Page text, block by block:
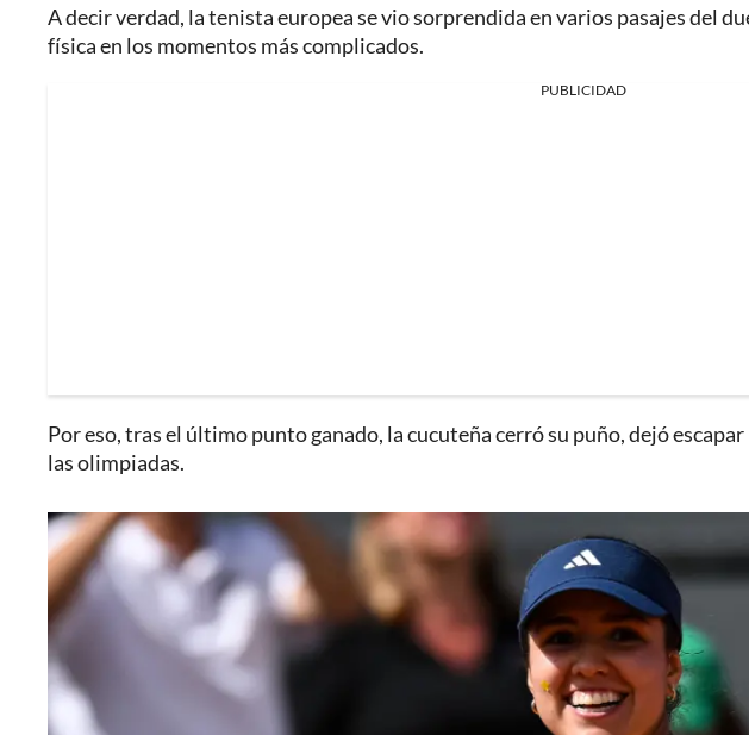
A decir verdad, la tenista europea se vio sorprendida en varios pasajes del
física en los momentos más complicados.
PUBLICIDAD
Por eso, tras el último punto ganado, la cucuteña cerró su puño, dejó
las olimpiadas.